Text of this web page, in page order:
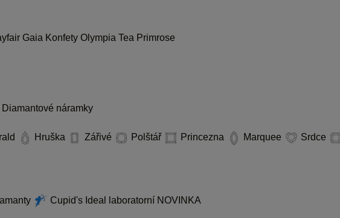
Gaia Konfety Olympia Tea Primrose
Diamantové náramky
Hruška Zářivé Polštář Princezna Marquee
Srdce
Cupid's Ideal laboratorní NOVINKA